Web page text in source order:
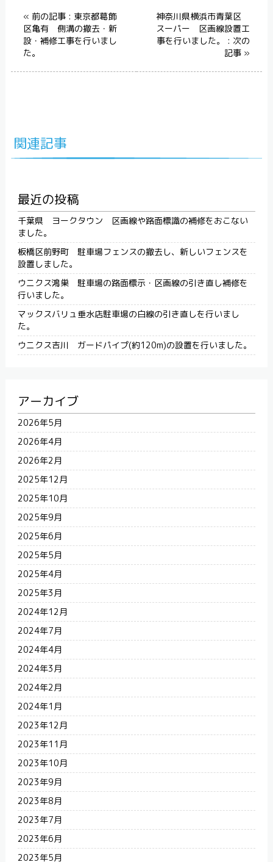
« 前の記事 : 東京都葛飾
区亀有 側溝の撤去・新
設・補修工事を行いまし
た。
神奈川県横浜市青葉区
スーパー 区画線設置工
事を行いました。 : 次の
記事 »
関連記事
最近の投稿
千葉県 ヨークタウン 区画線や路面標識の補修をおこない
ました。
板橋区前野町 駐車場フェンスの撤去し、新しいフェンスを
設置しました。
ウニクス鴻巣 駐車場の路面標示・区画線の引き直し補修を
行いました。
マックスバリュ垂水店駐車場の白線の引き直しを行いまし
た。
ウニクス吉川 ガードパイプ(約120m)の設置を行いました。
アーカイブ
2026年5月
2026年4月
2026年2月
2025年12月
2025年10月
2025年9月
2025年6月
2025年5月
2025年4月
2025年3月
2024年12月
2024年7月
2024年4月
2024年3月
2024年2月
2024年1月
2023年12月
2023年11月
2023年10月
2023年9月
2023年8月
2023年7月
2023年6月
2023年5月